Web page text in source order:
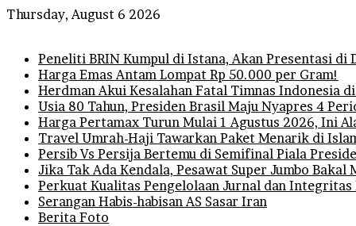
Thursday, August 6 2026
Peneliti BRIN Kumpul di Istana, Akan Presentasi di
Harga Emas Antam Lompat Rp 50.000 per Gram!
Herdman Akui Kesalahan Fatal Timnas Indonesia
Usia 80 Tahun, Presiden Brasil Maju Nyapres 4
Harga Pertamax Turun Mulai 1 Agustus 2026, Ini
Travel Umrah-Haji Tawarkan Paket Menarik di
Persib Vs Persija Bertemu di Semifinal Piala
Jika Tak Ada Kendala, Pesawat Super Jumbo
Perkuat Kualitas Pengelolaan Jurnal dan
Serangan Habis-habisan AS Sasar Iran
Berita Foto